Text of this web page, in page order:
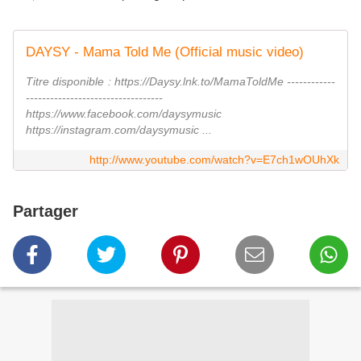
DAYSY - Mama Told Me (Official music video)
Titre disponible : https://Daysy.lnk.to/MamaToldMe ------------
----------------------------------
https://www.facebook.com/daysymusic
https://instagram.com/daysymusic ...
http://www.youtube.com/watch?v=E7ch1wOUhXk
Partager